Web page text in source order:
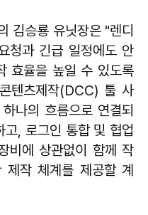
김승룡 유닛장은 "렌디
청과 긴급 일정에도 안
효율을 높일 수 있도록
텐츠제작(DCC) 툴 사
나의 흐름으로 연결되
, 로그인 통합 및 협업
비에 상관없이 함께 작
작 체계를 제공할 계